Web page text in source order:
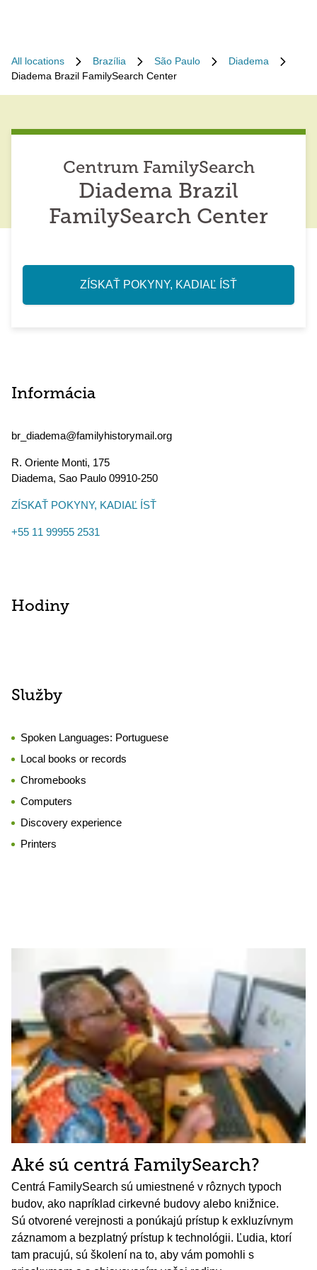
All locations Brazília São Paulo
Diadema
Diadema Brazil FamilySearch Center
Centrum FamilySearch
Diadema Brazil
FamilySearch Center
ZÍSKAŤ POKYNY, KADIAĽ ÍSŤ
Informácia
br_diadema@familyhistorymail.org
R. Oriente Monti, 175
Diadema, Sao Paulo 09910-250
ZÍSKAŤ POKYNY, KADIAĽ ÍSŤ
+55 11 99955 2531
Hodiny
Služby
Spoken Languages: Portuguese
Local books or records
Chromebooks
Computers
Discovery experience
Printers
Aké sú centrá FamilySearch?
Centrá FamilySearch sú umiestnené v rôznych typoch
budov, ako napríklad cirkevné budovy alebo knižnice.
Sú otvorené verejnosti a ponúkajú prístup k exkluzívnym
záznamom a bezplatný prístup k technológii. Ľudia, ktorí
tam pracujú, sú školení na to, aby vám pomohli s